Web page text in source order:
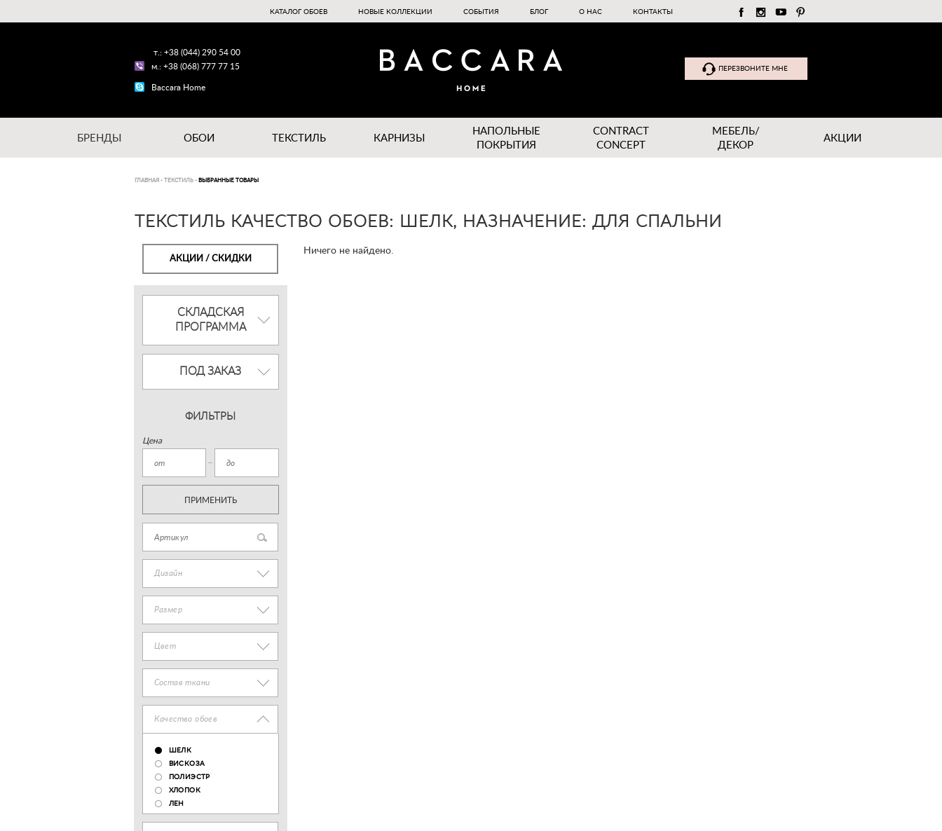
КАТАЛОГ ОБОЕВ НОВЫЕ КОЛЛЕКЦИИ СОБЫТИЯ БЛОГ О НАС КОНТАКТЫ
т.: +38 (044) 290 54 00
м.: +38 (068) 777 77 15
Baccara Home
ПЕРЕЗВОНИТЕ МНЕ
БРЕНДЫ ОБОИ ТЕКСТИЛЬ КАРНИЗЫ
НАПОЛЬНЫЕ
ПОКРЫТИЯ
CONTRACT
CONCEPT
МЕБЕЛЬ/
ДЕКОР
АКЦИИ
ГЛАВНАЯ - ТЕКСТИЛЬ - ВЫБРАННЫЕ ТОВАРЫ
ТЕКСТИЛЬ КАЧЕСТВО ОБОЕВ: ШЕЛК, НАЗНАЧЕНИЕ: ДЛЯ СПАЛЬНИ
АКЦИИ / СКИДКИ
СКЛАДСКАЯ
ПРОГРАММА
ПОД ЗАКАЗ
ФИЛЬТРЫ
Цена
ПРИМЕНИТЬ
Дизайн
Размер
Цвет
Состав ткани
Качество обоев
ШЕЛК
ВИСКОЗА
ПОЛИЭСТР
ХЛОПОК
ЛЕН
Ничего не найдено.